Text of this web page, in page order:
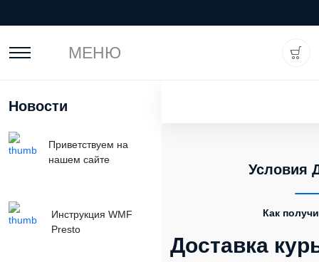
МЕНЮ
Новости
Приветствуем на
нашем сайте
Инструкция WMF
Presto
Условия
Как
Доставка